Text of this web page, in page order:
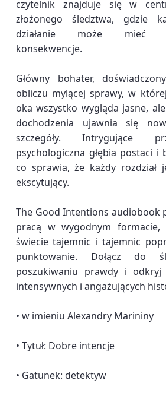
czytelnik znajduje się w
złożonego śledztwa, gdzie
działanie może mieć
konsekwencje.
Główny bohater,
obliczu mylącej sprawy, w
oka wszystko wygląda jasne,
dochodzenia ujawnia się
szczegóły. Intrygujące
psychologiczna głębia postaci i
co sprawia, że każdy rozdział
ekscytujący.
The Good Intentions audiobook
pracą w wygodnym formacie,
świecie tajemnic i tajemnic
punktowanie. Dołącz do
poszukiwaniu prawdy i odkryj
intensywnych i angażujących
• w imieniu Alexandry Marininy
• Tytuł: Dobre intencje
• Gatunek: detektyw